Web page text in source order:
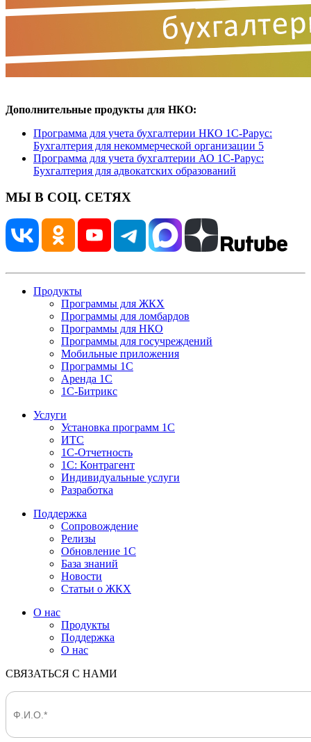
Дополнительные продукты для НКО:
Программа для учета бухгалтерии НКО 1С-Рарус:
Бухгалтерия для некоммерческой организации 5
Программа для учета бухгалтерии АО 1С-Рарус:
Бухгалтерия для адвокатских образований
МЫ В СОЦ. СЕТЯХ
Продукты
Программы для ЖКХ
Программы для ломбардов
Программы для НКО
Программы для госучреждений
Мобильные приложения
Программы 1С
Аренда 1С
1С-Битрикс
Услуги
Установка программ 1С
ИТС
1С-Отчетность
1С: Контрагент
Индивидуальные услуги
Разработка
Поддержка
Сопровождение
Релизы
Обновление 1С
База знаний
Новости
Статьи о ЖКХ
О нас
Продукты
Поддержка
О нас
СВЯЗАТЬСЯ С НАМИ